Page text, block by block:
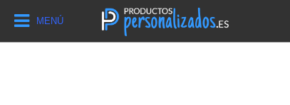
MENÚ